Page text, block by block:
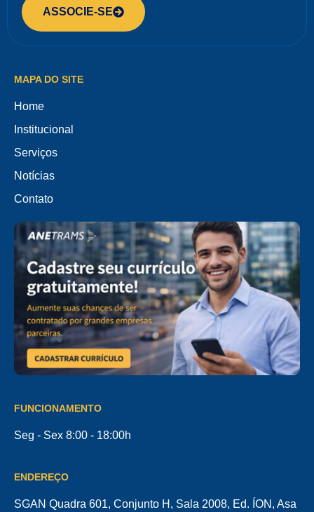
ASSOCIE-SE
MAPA DO SITE
Home
Institucional
Serviços
Notícias
Contato
FUNCIONAMENTO
Seg - Sex 8:00 - 18:00h
ENDEREÇO
SGAN Quadra 601, Conjunto H, Sala 2008, Ed. ÍON, Asa